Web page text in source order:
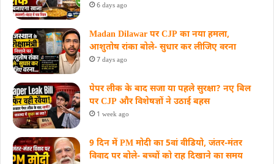
6 days ago
Madan Dilawar पर CJP का नया हमला,
आशुतोष रांका बोले- सुधार कर लीजिए वरना
7 days ago
पेपर लीक के बाद सजा या पहले सुरक्षा? नए बिल
पर CJP और विशेषज्ञों ने उठाई बहस
1 week ago
9 दिन में PM मोदी का 5वां वीडियो, जंतर-मंतर
विवाद पर बोले- बच्चों को राह दिखाने का समय